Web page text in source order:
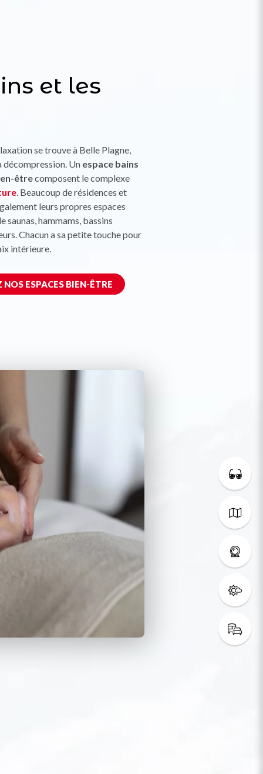
et les
se trouve à Belle Plagne,
décompression. Un espace bains
êtrecomposent le complexe
. Beaucoup de résidences et
leurs propres espaces
saunas, hammams, bassins
Chacun a sa petite touche pour
intérieure.
ESPACES BIEN-ÊTRE